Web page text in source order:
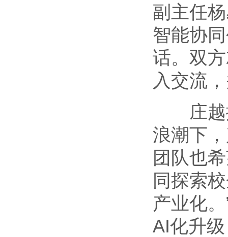
副主任
智能协
话。双
入交流
庄越挺
浪潮下
团队也
同探索
产业化
AI化升